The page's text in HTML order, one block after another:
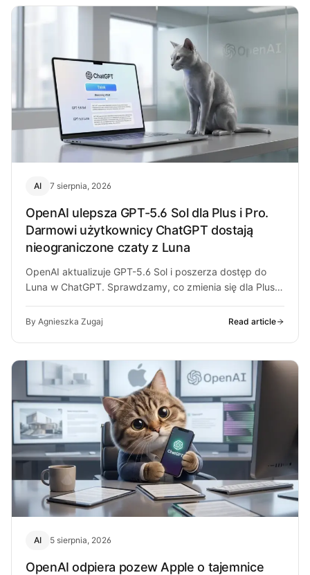
AI 7 sierpnia, 2026
OpenAI ulepsza GPT-5.6 Sol dla Plus i Pro.
Darmowi użytkownicy ChatGPT dostają
nieograniczone czaty z Luna
OpenAI aktualizuje GPT-5.6 Sol i poszerza dostęp do
Luna w ChatGPT. Sprawdzamy, co zmienia się dla Plus,
By Agnieszka Zugaj Read article
AI 5 sierpnia, 2026
OpenAI odpiera pozew Apple o tajemnice